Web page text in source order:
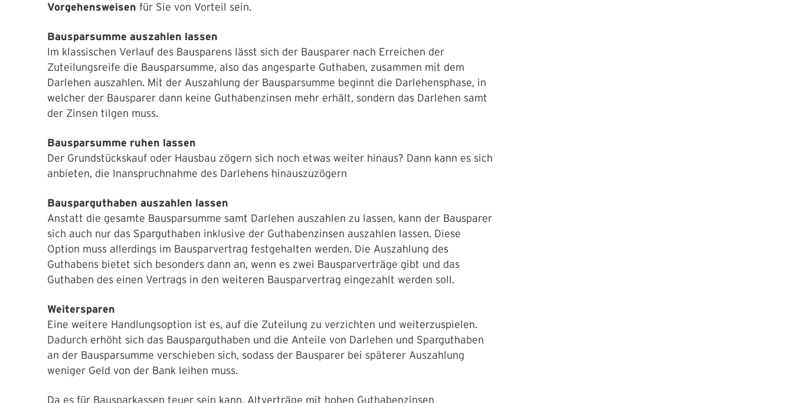
Vorgehensweisen für Sie von Vorteil sein.
Bausparsumme auszahlen lassen
Im klassischen Verlauf des Bausparens lässt sich der Bausparer nach Erreichen der
Zuteilungsreife die Bausparsumme, also das angesparte Guthaben, zusammen mit dem
Darlehen auszahlen. Mit der Auszahlung der Bausparsumme beginnt die Darlehensphase, in
welcher der Bausparer dann keine Guthabenzinsen mehr erhält, sondern das Darlehen samt
der Zinsen tilgen muss.
Bausparsumme ruhen lassen
Der Grundstückskauf oder Hausbau zögern sich noch etwas weiter hinaus? Dann kann es sich
anbieten, die Inanspruchnahme des Darlehens hinauszuzögern
Bausparguthaben auszahlen lassen
Anstatt die gesamte Bausparsumme samt Darlehen auszahlen zu lassen, kann der Bausparer
sich auch nur das Sparguthaben inklusive der Guthabenzinsen auszahlen lassen. Diese
Option muss allerdings im Bausparvertrag festgehalten werden. Die Auszahlung des
Guthabens bietet sich besonders dann an, wenn es zwei Bausparverträge gibt und das
Guthaben des einen Vertrags in den weiteren Bausparvertrag eingezahlt werden soll.
Weitersparen
Eine weitere Handlungsoption ist es, auf die Zuteilung zu verzichten und weiterzuspielen.
Dadurch erhöht sich das Bausparguthaben und die Anteile von Darlehen und Sparguthaben
an der Bausparsumme verschieben sich, sodass der Bausparer bei späterer Auszahlung
weniger Geld von der Bank leihen muss.
Da es für Bausparkassen teuer sein kann, Altverträge mit hohen Guthabenzinsen